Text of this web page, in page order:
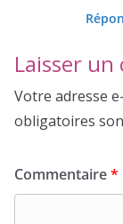
Laisser
Votre adresse
obligatoires
Commentaire*